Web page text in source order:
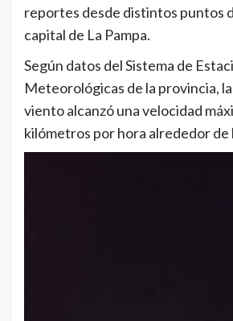
reportes desde distintos puntos
capital de La Pampa.
Según datos del Sistema de
Meteorológicas de la provincia,
viento alcanzó una velocidad
kilómetros por hora alrededor de